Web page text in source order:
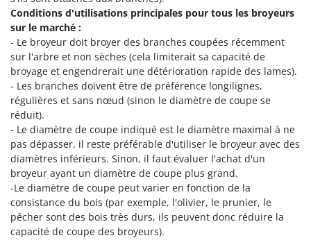
Pulvérisateurs
Pulvérisateurs portés
R
Rafraîchisseurs d'air par évaporation
Rampes de chargement en aluminium
Râpes à fromage électriques
Râteaux pour tracteur
Remplisseuses
Robots nettoyeurs de piscine
Robots Tondeuses
Rogneuses de souches
Rouleaux pour tracteur
GRIFO
GVS
GYS
H
Hailo
Helvi
Henx
HiKOKI
Honda
I
Idromatic
Il-Tec
Conditions d'utilisations principales pour tous les broyeurs
sur le marché :
- Le broyeur doit broyer des branches coupées récemment
sur l'arbre et non sèches (cela limiterait sa capacité de
broyage et engendrerait une détérioration rapide des lames).
- Les branches doivent être de préférence longilignes,
régulières et sans nœud (sinon le diamètre de coupe se
réduit).
- Le diamètre de coupe indiqué est le diamètre maximal à ne
pas dépasser, il reste préférable d'utiliser le broyeur avec des
diamètres inférieurs. Sinon, il faut évaluer l'achat d'un
broyeur ayant un diamètre de coupe plus grand.
-Le diamètre de coupe peut varier en fonction de la
consistance du bois (par exemple, l'olivier, le prunier, le
pêcher sont des bois très durs, ils peuvent donc réduire la
capacité de coupe des broyeurs).